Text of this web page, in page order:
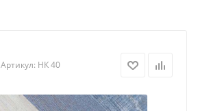
Артикул: НК 40